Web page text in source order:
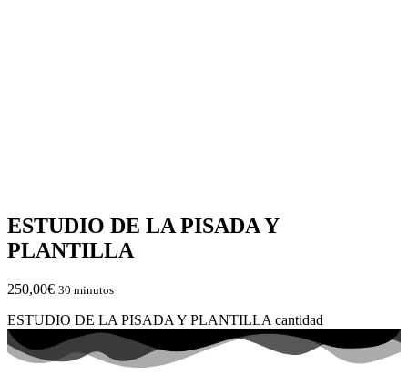
ESTUDIO DE LA PISADA Y
PLANTILLA
250,00€ 30 minutos
ESTUDIO DE LA PISADA Y PLANTILLA cantidad